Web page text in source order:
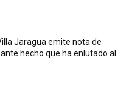
Jaragua emite nota de
hecho que ha enlutado al